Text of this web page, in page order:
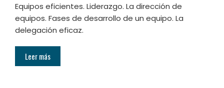
Equipos eficientes. Liderazgo. La dirección de
equipos. Fases de desarrollo de un equipo. La
delegación eficaz.
Leer más